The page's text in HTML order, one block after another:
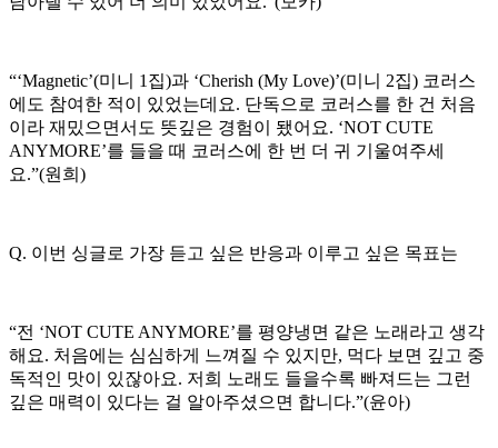
“‘Magnetic’(미니 1집)과 ‘Cherish (My Love)’(미니 2집) 코러스
에도 참여한 적이 있었는데요. 단독으로 코러스를 한 건 처음
이라 재밌으면서도 뜻깊은 경험이 됐어요. ‘NOT CUTE
ANYMORE’를 들을 때 코러스에 한 번 더 귀 기울여주세
요.”(원희)
Q. 이번 싱글로 가장 듣고 싶은 반응과 이루고 싶은 목표는
“전 ‘NOT CUTE ANYMORE’를 평양냉면 같은 노래라고 생각
해요. 처음에는 심심하게 느껴질 수 있지만, 먹다 보면 깊고 중
독적인 맛이 있잖아요. 저희 노래도 들을수록 빠져드는 그런
깊은 매력이 있다는 걸 알아주셨으면 합니다.”(윤아)